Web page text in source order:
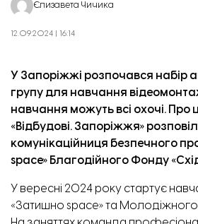
Єлизавета Чичика
12.09.2024 | 16:14
У Запоріжжі розпочався набір
групу для навчання
навчання можуть всі охочі. Про
«Відбудові. Запоріжжя»
комунікаційниця безпечного
space» Благодійного Фонду
У вересні 2024 року стартує
«Затишно space» та Молодіжного